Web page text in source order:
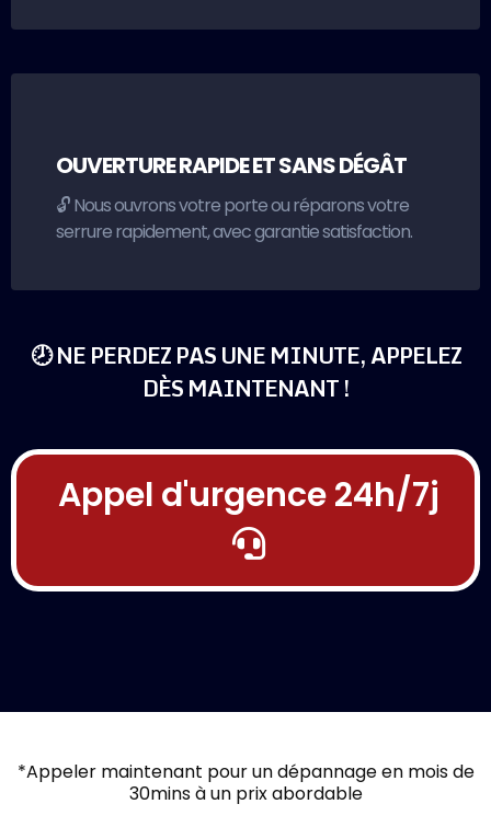
OUVERTURE RAPIDE ET SANS DÉGÂT
🔓 Nous ouvrons votre porte ou réparons votre
serrure rapidement, avec garantie satisfaction.
🕗 NE PERDEZ PAS UNE MINUTE, APPELEZ
DÈS MAINTENANT !
Appel d'urgence 24h/7j
*Appeler maintenant pour un dépannage en mois de
30mins à un prix abordable